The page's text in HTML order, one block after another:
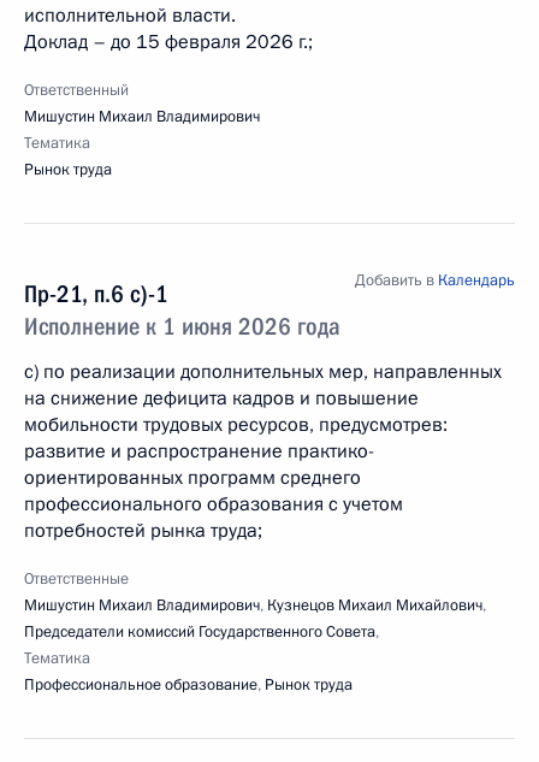
исполнительной власти.
Доклад – до 15 февраля 2026 г.;
Ответственный
Мишустин Михаил Владимирович
Тематика
Рынок труда
Пр-21, п.6 с)-1
Исполнение к 1 июня 2026 года
Добавить в Календарь
с) по реализации дополнительных мер, направленных
на снижение дефицита кадров и повышение
мобильности трудовых ресурсов, предусмотрев:
развитие и распространение практико-
ориентированных программ среднего
профессионального образования с учетом
потребностей рынка труда;
Ответственные
Мишустин Михаил Владимирович, Кузнецов Михаил Михайлович,
Председатели комиссий Государственного Совета,
Тематика
Профессиональное образование, Рынок труда